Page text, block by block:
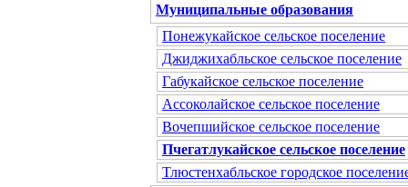
Муниципальные образования
Понежукайское сельское поселение
Джиджихабльское сельское поселение
Габукайское сельское поселение
Ассоколайское сельское поселение
Вочепшийское сельское поселение
Пчегатлукайское сельское поселение
Тлюстенхабльское городское